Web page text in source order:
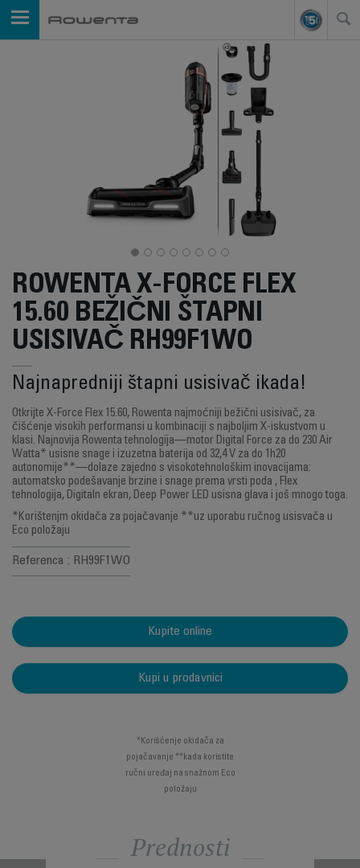
ROWENTA X-FORCE FLEX
15.60 BEŽIČNI ŠTAPNI
USISIVAČ RH99F1WO
Najnapredniji štapni usisivač ikada!
Otkrijte X-Force Flex 15.60, Rowenta najmoćniji bežični usisivač, za
čišćenje visokih performansi u kombinaciji s najboljim X-iskustvom u
klasi. Najnovija Rowenta tehnologija—motor Digital Force za do 230 Air
Watta* usisne snage i izuzetna baterija od 32,4 V za do 1h20
autonomije**—dolaze zajedno s visokotehnološkim inovacijama:
automatsko podešavanje brzine i snage prema vrsti poda , Flex
tehnologija, Digitaln ekran, Deep Power LED usisna glava i još mnogo toga.
*Korištenjm okidača za pojačavanje **uz uporabu ručnog usisvača u
Eco položaju
Referenca : RH99F1WO
Kupite online
Kupi u prodavnici
*Korišćenje okidača za
pojačavanje **kada koristite
ručni uređaj na snažnom Eco
položaju
Prednosti